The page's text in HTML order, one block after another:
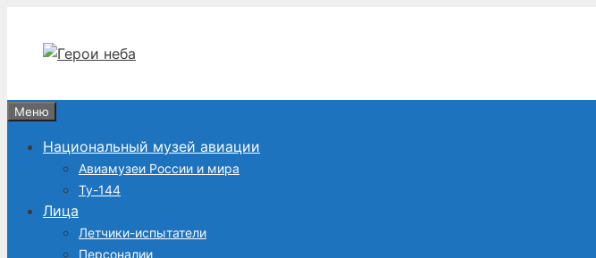
содержимому
Меню
Национальный музей авиации
Авиамузеи России и мира
Ту-144
Лица
Летчики-испытатели
Персоналии